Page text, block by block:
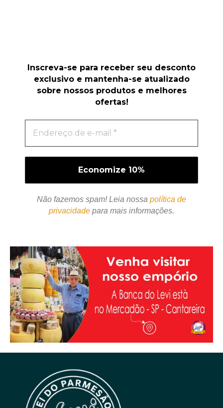
Inscreva-se para receber seu desconto
exclusivo e mantenha-se atualizado
sobre nossos produtos e melhores
ofertas!
Não fazemos spam! Leia nossa política de
privacidade para mais informações.